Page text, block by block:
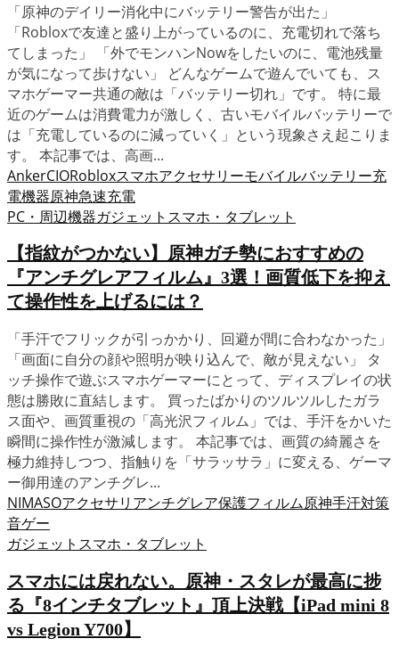
「原神のデイリー消化中にバッテリー警告が出た」
「Robloxで友達と盛り上がっているのに、充電切れで落ち
てしまった」 「外でモンハンNowをしたいのに、電池残量
が気になって歩けない」 どんなゲームで遊んでいても、ス
マホゲーマー共通の敵は「バッテリー切れ」です。 特に最
近のゲームは消費電力が激しく、古いモバイルバッテリーで
は「充電しているのに減っていく」という現象さえ起こりま
す。 本記事では、高画...
AnkerCIORobloxスマホアクセサリーモバイルバッテリー充
電機器原神急速充電
PC・周辺機器ガジェット スマホ・タブレット
【指紋がつかない】原神ガチ勢におすすめの
『アンチグレアフィルム』3選！画質低下を抑え
て操作性を上げるには？
「手汗でフリックが引っかかり、回避が間に合わなかった」
「画面に自分の顔や照明が映り込んで、敵が見えない」 タ
ッチ操作で遊ぶスマホゲーマーにとって、ディスプレイの状
態は勝敗に直結します。 買ったばかりのツルツルしたガラ
ス面や、画質重視の「高光沢フィルム」では、手汗をかいた
瞬間に操作性が激減します。 本記事では、画質の綺麗さを
極力維持しつつ、指触りを「サラッサラ」に変える、ゲーマ
ー御用達のアンチグレ...
NIMASOアクセサリ アンチグレア保護フィルム原神手汗対策
音ゲー
ガジェット スマホ・タブレット
スマホには戻れない。原神・スタレが最高に捗
る『8インチタブレット』頂上決戦【iPad mini 8
vs Legion Y700】